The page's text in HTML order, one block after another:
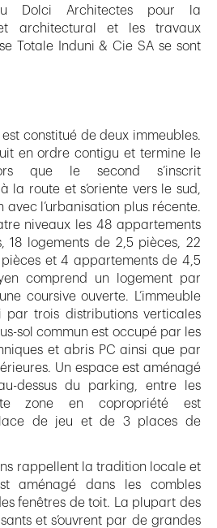
Dolci Architectes pour la
architectural et les travaux
Totale Induni & Cie SA se sont
est constitué de deux immeubles.
en ordre contigu et termine le
que le second s’inscrit
la route et s’oriente vers le sud,
l’urbanisation plus récente.
niveaux les 48 appartements
18 logements de 2,5 pièces, 22
et 4 appartements de 4,5
comprend un logement par
coursive ouverte. L’immeuble
par trois distributions verticales
sol commun est occupé par les
et abris PC ainsi que par
Un espace est aménagé
dessus du parking, entre les
zone en copropriété est
de jeu et de 3 places de
rappellent la tradition locale et
aménagé dans les combles
fenêtres de toit. La plupart des
et s’ouvrent par de grandes